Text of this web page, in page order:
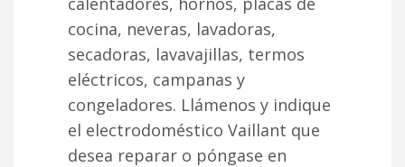
cocina, neveras, lavadoras,
secadoras, lavavajillas, termos
eléctricos, campanas y
congeladores. Llámenos y indique
el electrodoméstico Vaillant que
desea reparar o póngase en